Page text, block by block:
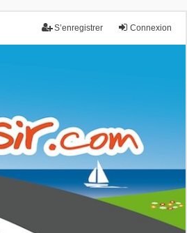
Connexion
S’enregistrer